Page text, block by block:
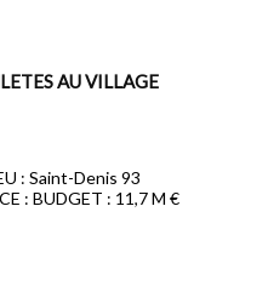
AU VILLAGE
: Saint-Denis 93
: BUDGET : 11,7 M €